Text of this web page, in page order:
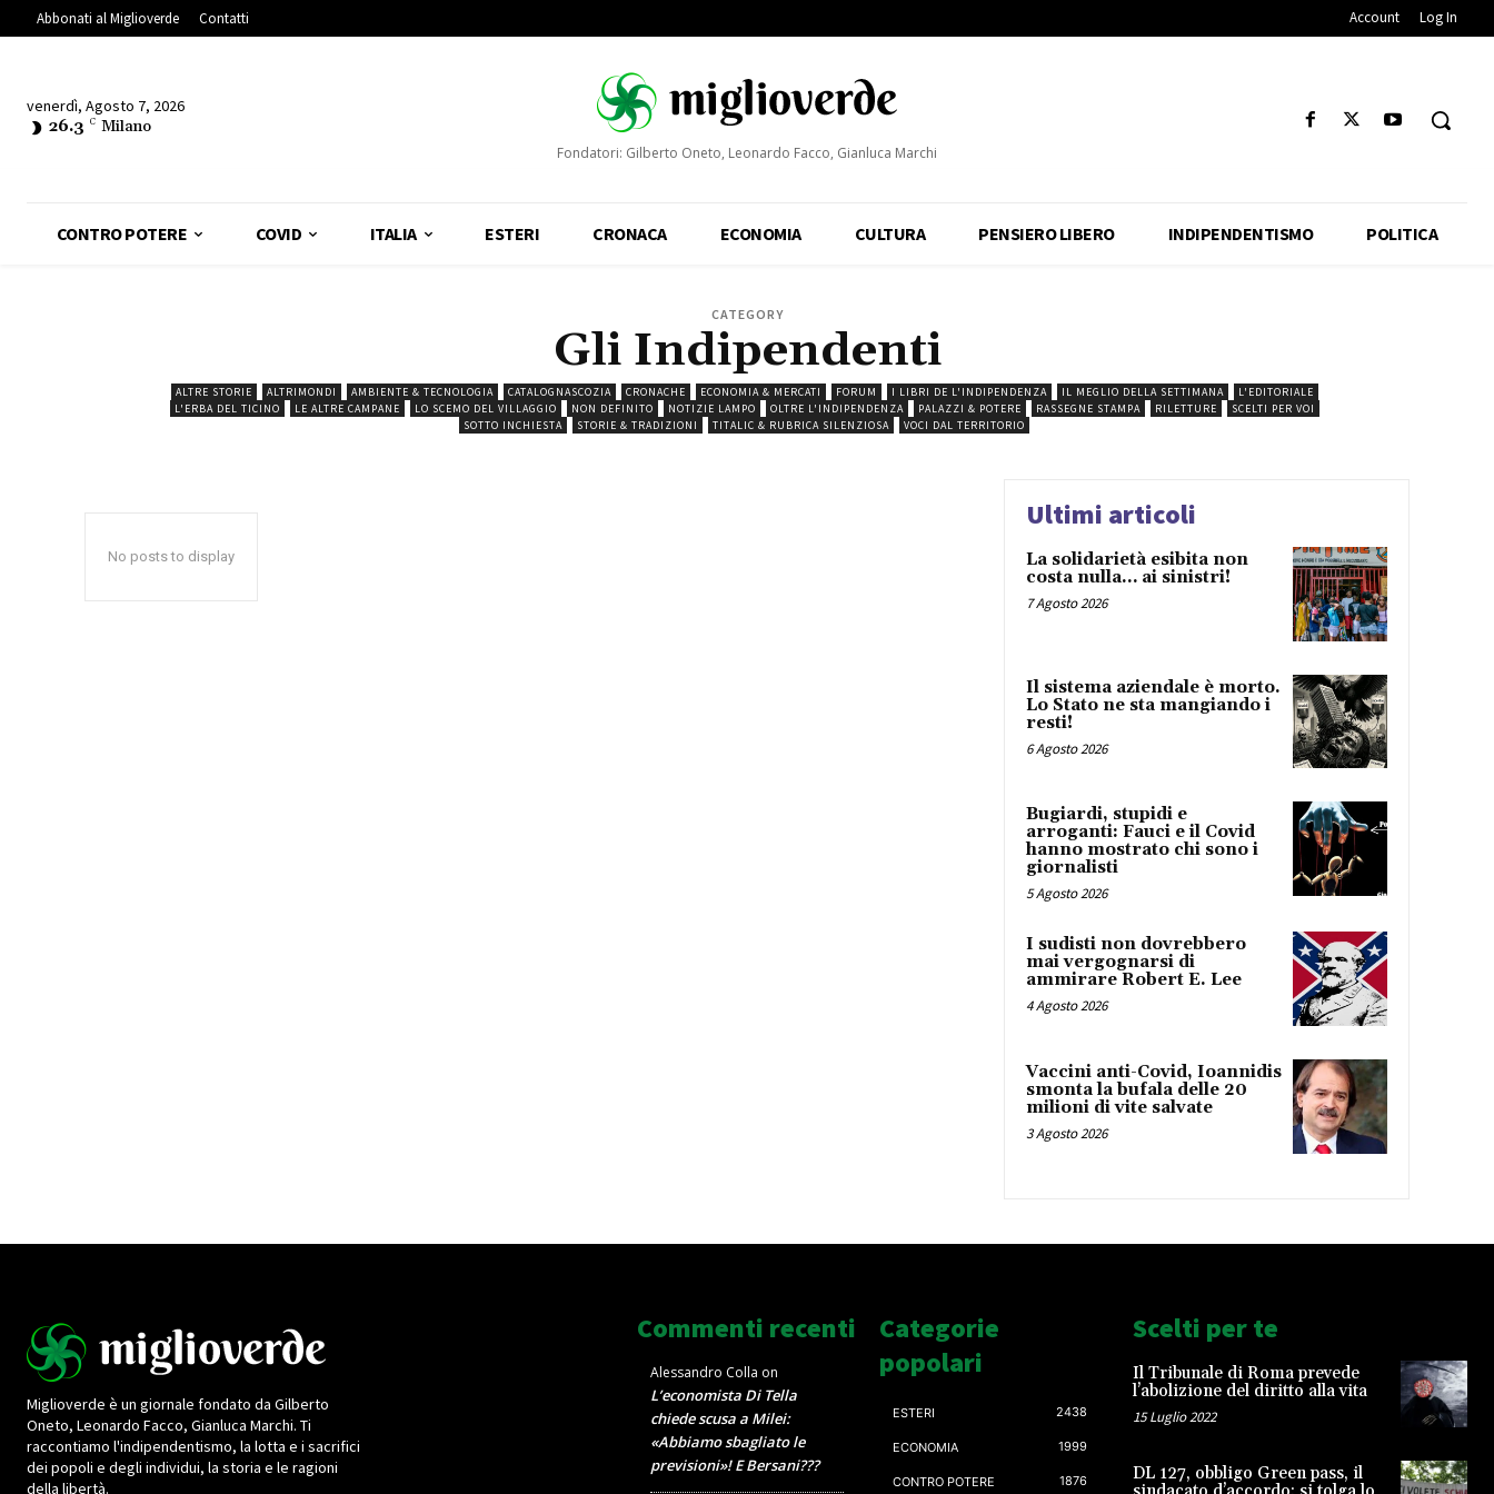
Abbonati al Miglioverde Contatti Account Log In
venerdì, Agosto 7, 2026
26.3 C Milano
Fondatori: Gilberto Oneto, Leonardo Facco, Gianluca Marchi
CONTRO POTERE COVID ITALIA ESTERI CRONACA ECONOMIA CULTURA PENSIERO LIBERO INDIPENDENTISMO POLITICA
CATEGORY
Gli Indipendenti
ALTRE STORIE ALTRIMONDI AMBIENTE & TECNOLOGIA CATALOGNASCOZIA CRONACHE ECONOMIA & MERCATI FORUM I LIBRI DE L'INDIPENDENZA IL MEGLIO DELLA SETTIMANA
L'EDITORIALE
L'ERBA DEL TICINO
LE ALTRE CAMPANE LO SCEMO DEL VILLAGGIO NON DEFINITO NOTIZIE LAMPO OLTRE L'INDIPENDENZA PALAZZI & POTERE RASSEGNE STAMPA RILETTURE
SCELTI PER VOI
SOTTO INCHIESTA
STORIE & TRADIZIONI TITALIC & RUBRICA SILENZIOSA VOCI DAL TERRITORIO
No posts to display
Ultimi articoli
La solidarietà esibita non
costa nulla… ai sinistri!
7 Agosto 2026
Il sistema aziendale è morto.
Lo Stato ne sta mangiando i
resti!
6 Agosto 2026
Bugiardi, stupidi e
arroganti: Fauci e il Covid
hanno mostrato chi sono i
giornalisti
5 Agosto 2026
I sudisti non dovrebbero
mai vergognarsi di
ammirare Robert E. Lee
4 Agosto 2026
Vaccini anti-Covid, Ioannidis
smonta la bufala delle 20
milioni di vite salvate
3 Agosto 2026
Miglioverde è un giornale fondato da Gilberto
Oneto, Leonardo Facco, Gianluca Marchi. Ti
raccontiamo l'indipendentismo, la lotta e i sacrifici
dei popoli e degli individui, la storia e le ragioni
della libertà.
Commenti recenti
Alessandro Colla on
L’economista Di Tella
chiede scusa a Milei:
«Abbiamo sbagliato le
previsioni»! E Bersani???
Categorie
popolari
ESTERI 2438
ECONOMIA 1999
CONTRO POTERE 1876
Scelti per te
Il Tribunale di Roma prevede
l’abolizione del diritto alla vita
15 Luglio 2022
DL 127, obbligo Green pass, il